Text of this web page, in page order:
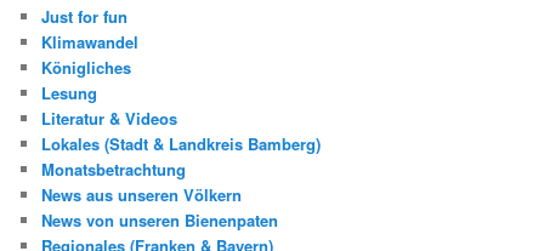
Just for fun
Klimawandel
Königliches
Lesung
Literatur & Videos
Lokales (Stadt & Landkreis Bamberg)
Monatsbetrachtung
News aus unseren Völkern
News von unseren Bienenpaten
Regionales (Franken & Bayern)